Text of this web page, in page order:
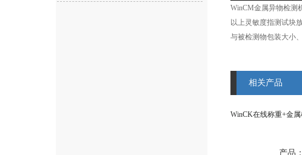
WinCM金属异物检测
以上灵敏度指测试块
与被检测物包装大小
相关产品
WinCK在线称重+金属
产品：